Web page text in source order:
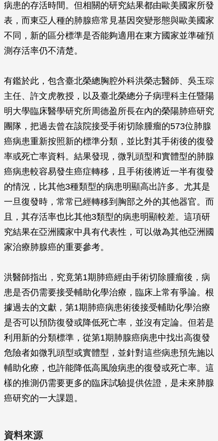
病患的存活時間。但相關的研究結果都由歐美國家所發
表，而東亞人種的肺腺癌常見基因突變形態與歐美國家
不同，新的區分標準是否能夠適用在東方國家並準確預
測存活率仍不清楚。
有鑑於此，包含臺北榮總胸腔外科洪榮志醫師、吳玉琮
主任、許文虎教授，以及臺北榮總分子病理科主任暨陽
明大學臨床醫學研究所周德盈所長在內的榮陽肺癌研究
團隊，把過去曾在該院接受手術切除腫瘤的573位肺腺
癌病患重新按照新的標準分類，並比對其手術後的復發
率或死亡率資料。結果發現，微乳頭型和實體型的肺腺
癌病患較容易發生癌症轉移，且手術後將近一半有復發
的情況，比其他3種類型的病患明顯高出許多。尤其是
一旦復發時，常常已經轉移到胸部之外的其他器官。而
且，其存活率也比其他3類型的病患明顯較差。這項研
究結果在亞洲國家中具有代表性，可以做為其他亞洲國
家治療肺腺癌的重要參考。
洪醫師指出，究竟第1期肺癌經由手術切除腫瘤後，病
患是否仍需要接受輔助化學治療，臨床上常有爭論。根
據過去的文獻，第1期肺癌病患術後接受輔助化學治療
是否可以預防復發或降低死亡率，並沒有定論。但若是
利用新的分類標準，從第1期肺腺癌病患中找出高復發
危險者如微乳頭型或實體型，並針對這些病患預先施以
輔助化療，也許能降低高風險病患的復發或死亡率。這
樣的推測仍需要更多的臨床試驗提供佐證，是未來肺腺
癌研究的一大課題。
資料來源